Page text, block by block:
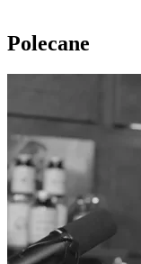
Polecane